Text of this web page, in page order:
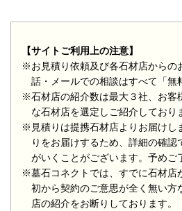
【サイトご利用上の注意】
※お見積り依頼及び各石材店からの
話・メールでの相談はすべて「無
※石材店の紹介数は最大３社、お客
な石材店を選定しご紹介しており
※見積りは提携石材店よりお届けし
りをお届けするため、詳細の確
がいくことがございます。予めご
※墓石コネクトでは、すでに石材店
初から契約のご意思が全く無い方
店の紹介をお断りしております。